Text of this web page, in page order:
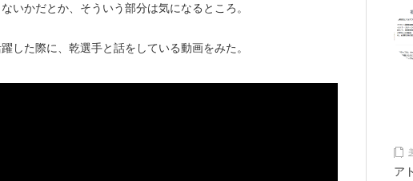
いかだとか、そういう部分は気になるところ。
した際に、乾選手と話をしている動画をみた。
ア